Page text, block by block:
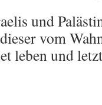
und
vom
leben und